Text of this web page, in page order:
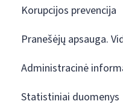
Korupcijos prevencija
Pranešėjų apsauga.
Administracinė
Statistiniai duomenys